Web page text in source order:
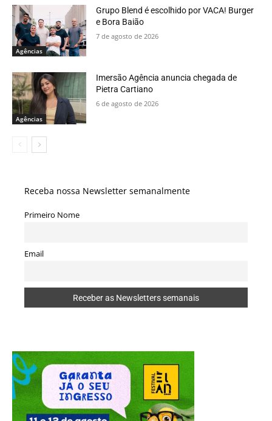
Agências
Grupo Blend é escolhido por VACA! Burger
e Bora Baião
7 de agosto de 2026
Agências
Imersão Agência anuncia chegada de
Pietra Cartiano
6 de agosto de 2026
Receba nossa Newsletter semanalmente
Primeiro Nome
Email